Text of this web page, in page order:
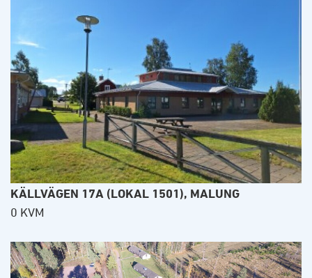
KÄLLVÄGEN 17A (LOKAL 1501), MALUNG
0 KVM